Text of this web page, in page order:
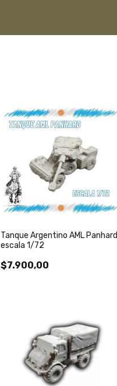
Tanque Argentino AML Panhard
escala 1/72
$7.900,00